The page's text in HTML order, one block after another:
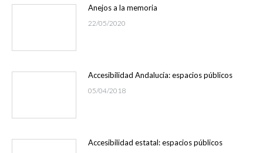
Anejos a la memoria
22/05/2020
Accesibilidad Andalucía: espacios públicos
05/04/2018
Accesibilidad estatal: espacios públicos